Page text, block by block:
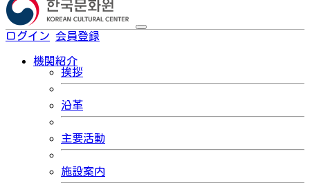
ログイン 会員登録
機関紹介
挨拶
沿革
主要活動
施設案内